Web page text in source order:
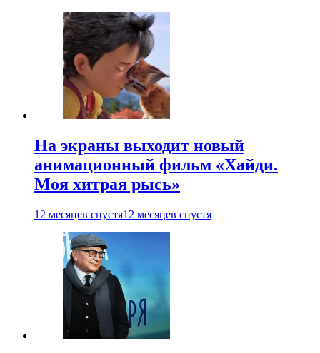
На экраны выходит новый
анимационный фильм «Хайди.
Моя хитрая рысь»
12 месяцев спустя12 месяцев спустя